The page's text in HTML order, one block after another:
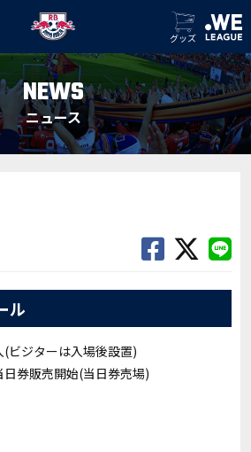
グッズ
NEWS
ニュース
ル
ジターは入場後設置)
券販売開始(当日券売場)